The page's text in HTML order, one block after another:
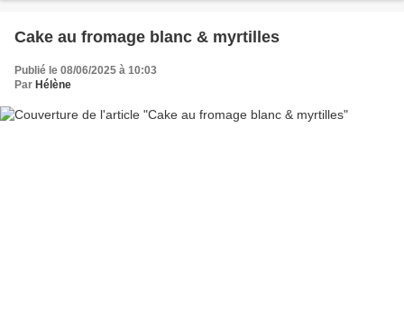
Cake au fromage blanc & myrtilles
Publié le 08/06/2025 à 10:03
Par Hélène